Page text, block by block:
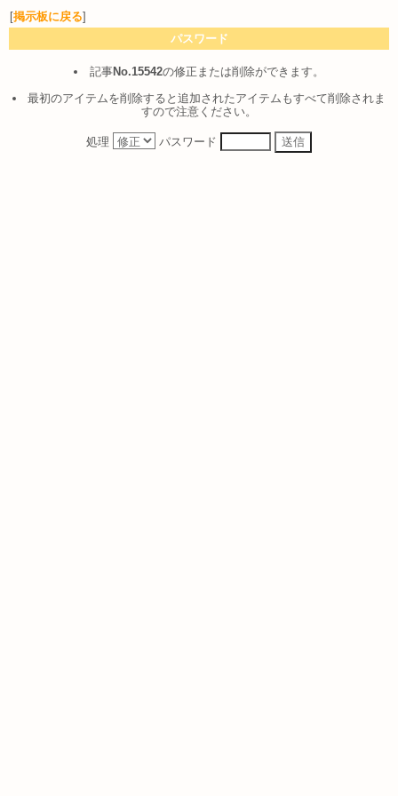
[掲示板に戻る]
パスワード
記事No.15542の修正または削除ができます。
最初のアイテムを削除すると追加されたアイテムもすべて削除されま
すので注意ください。
処理 パスワード